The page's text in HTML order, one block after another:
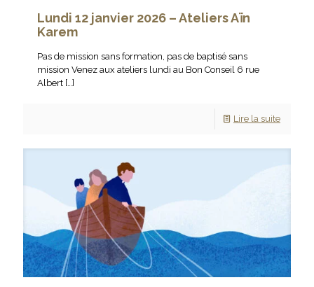
Lundi 12 janvier 2026 – Ateliers Aïn
Karem
Pas de mission sans formation, pas de baptisé sans
mission Venez aux ateliers lundi au Bon Conseil 6 rue
Albert […]
Lire la suite